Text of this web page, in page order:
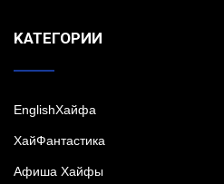
KАТЕГОРИИ
EnglishХайфа
XайФантастика
Афиша Хайфы